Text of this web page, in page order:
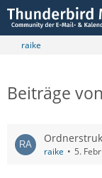
raike
Beiträge
raike 5.